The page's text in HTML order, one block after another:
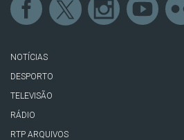
NOTÍCIAS
DESPORTO
TELEVISÃO
RÁDIO
RTP ARQUIVOS